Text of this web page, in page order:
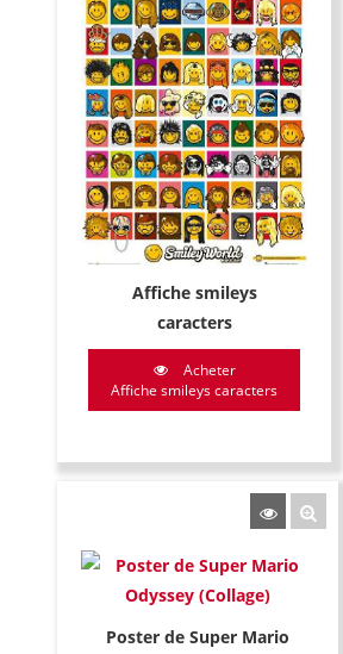
Affiche smileys
caracters
Acheter
Affiche smileys caracters
Poster de Super Mario